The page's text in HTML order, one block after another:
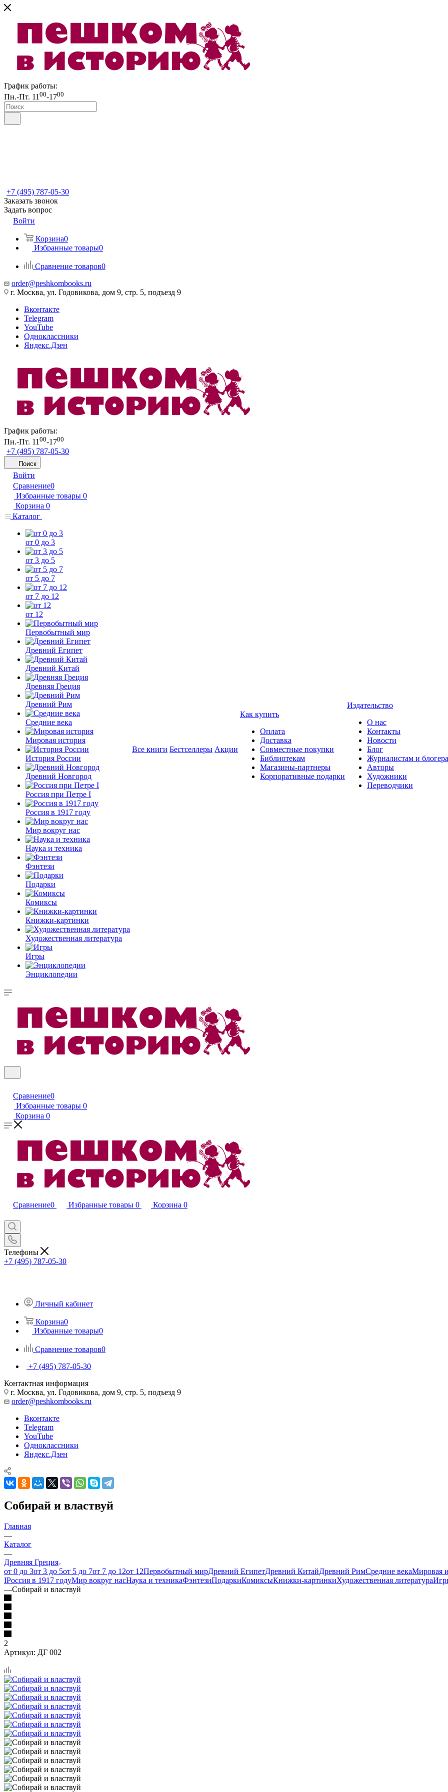
График работы:
Пн.-Пт. 11 00-1700
+7 (495) 787-05-30
Заказать звонок
Задать вопрос
Войти
Корзина0
Избранные товары0
Сравнение товаров0
order@peshkombooks.ru
г. Москва, ул. Годовикова, дом 9, стр. 5, подъезд 9
Вконтакте
Telegram
YouTube
Одноклассники
Яндекс.Дзен
График работы:
Пн.-Пт. 1100-1700
+7 (495) 787-05-30
Поиск
Войти
Сравнение0
Избранные товары 0
Корзина 0
Каталог
от 0 до 3
от 3 до 5
от 5 до 7
от 7 до 12
от 12
Первобытный мир
Древний Египет
Древний Китай
Древняя Греция
Древний Рим
Средние века
Мировая история
История России
Древний Новгород
Россия при Петре I
Россия в 1917 году
Мир вокруг нас
Наука и техника
Фэнтези
Подарки
Комиксы
Книжки-картинки
Художественная литература
Игры
Энциклопедии
Все книги Бестселлеры Акции
Как купить
Оплата
Доставка
Совместные покупки
Библиотекам
Магазины-партнеры
Корпоративные подарки
Издательство
О нас
Контакты
Новости
Блог
Журналистам и
Авторы
Художники
Переводчики
Сравнение0
Избранные товары 0
Корзина 0
Сравнение0 Избранные товары 0 Корзина 0
Телефоны
+7 (495) 787-05-30
Личный кабинет
Корзина0
Избранные товары0
Сравнение товаров0
+7 (495) 787-05-30
Контактная информация
г. Москва, ул. Годовикова, дом 9, стр. 5, подъезд 9
order@peshkombooks.ru
Вконтакте
Telegram
YouTube
Одноклассники
Яндекс.Дзен
Собирай и властвуй
Главная
—
Каталог
—
Древняя Греция
от 0 до 3от 3 до 5от 5 до 7от 7 до 12от 12Первобытный мирДревний ЕгипетДревний КитайДревний РимСредние векаМировая
IРоссия в 1917 годуМир вокруг насНаука и техникаФэнтезиПодаркиКомиксыКнижки-картинкиХудожественная литература
—Собирай и властвуй
2
Артикул: ДГ 002